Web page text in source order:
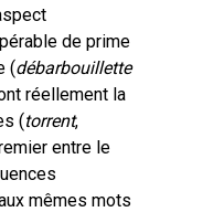
de prime
(débarbouillette
réellement la
(torrent,
entre le
mêmes mots